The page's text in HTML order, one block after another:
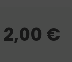
2,00 €